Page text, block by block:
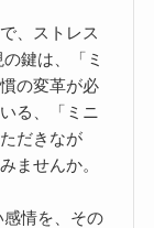
、ストレス
鍵は、「ミ
の変革が必
る、「ミニ
だきなが
ませんか。
情を、その